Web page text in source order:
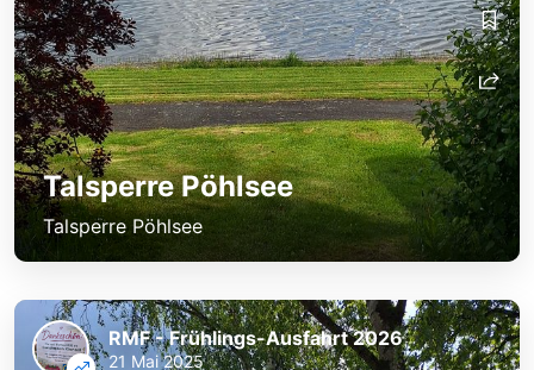
Talsperre Pöhlsee
Talsperre Pöhlsee
RMF - Frühlings-Ausfahrt 2026
21 Mai 2025